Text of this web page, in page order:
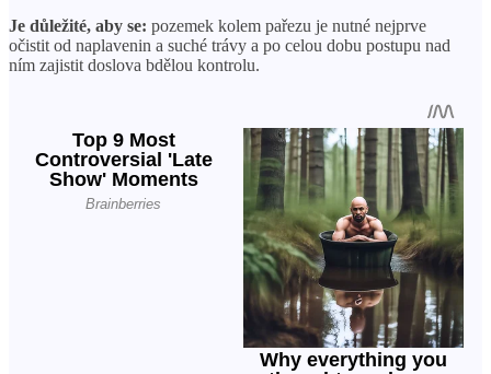
Je důležité, aby se: pozemek kolem pařezu je nutné nejprve
očistit od naplavenin a suché trávy a po celou dobu postupu nad
ním zajistit doslova bdělou kontrolu.